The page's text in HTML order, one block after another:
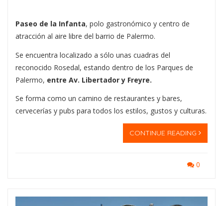
Paseo de la Infanta, polo gastronómico y centro de
atracción al aire libre del barrio de Palermo.
Se encuentra localizado a sólo unas cuadras del
reconocido Rosedal, estando dentro de los Parques de
Palermo, entre Av. Libertador y Freyre.
Se forma como un camino de restaurantes y bares,
cervecerías y pubs para todos los estilos, gustos y culturas.
CONTINUE READING
0